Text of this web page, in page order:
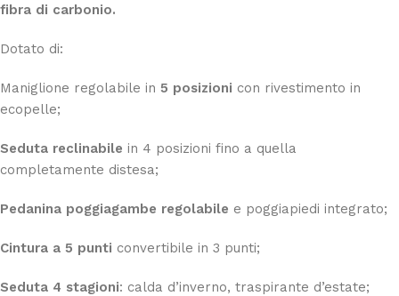
fibra di carbonio.
Dotato di:
Maniglione regolabile in 5 posizioni con rivestimento in
ecopelle;
Seduta reclinabile in 4 posizioni fino a quella
completamente distesa;
Pedanina poggiagambe regolabile e poggiapiedi integrato;
Cintura a 5 punti convertibile in 3 punti;
Seduta 4 stagioni: calda d’inverno, traspirante d’estate;